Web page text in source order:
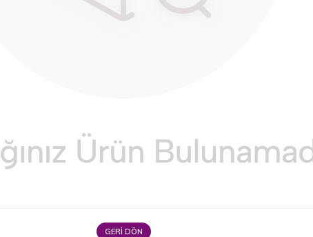
GERI DÖN